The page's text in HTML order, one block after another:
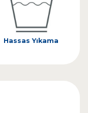
Hassas Yıkama